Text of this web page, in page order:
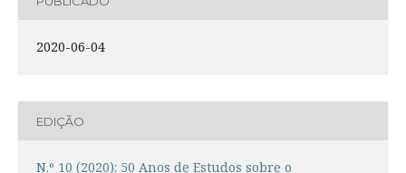
2020-06-04
EDIÇÃO
N.º 10 (2020): 50 Anos de Estudos sobre o